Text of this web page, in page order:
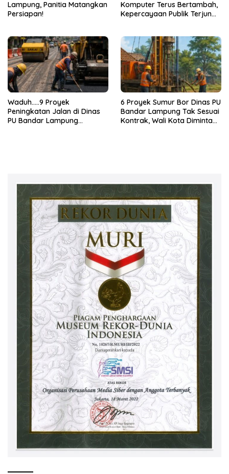
Lampung, Panitia Matangkan
Persiapan!
Komputer Terus Bertambah,
Kepercayaan Publik Terjun
Waduh…..9 Proyek
Peningkatan Jalan di Dinas
PU Bandar Lampung
6 Proyek Sumur Bor Dinas PU
Bandar Lampung Tak Sesuai
Kontrak, Wali Kota Diminta